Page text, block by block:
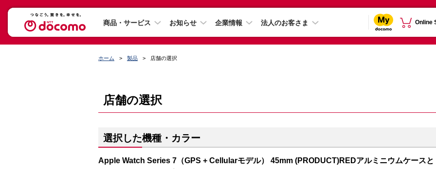
商品・サービス お知らせ 企業情報 法人のお客さま Online
ホーム 製品 店舗の選択
店舗の選択
選択した機種・カラー
Apple Watch Series 7（GPS + Cellularモデル） 45mm (PRODUCT)REDアルミニウムケースと